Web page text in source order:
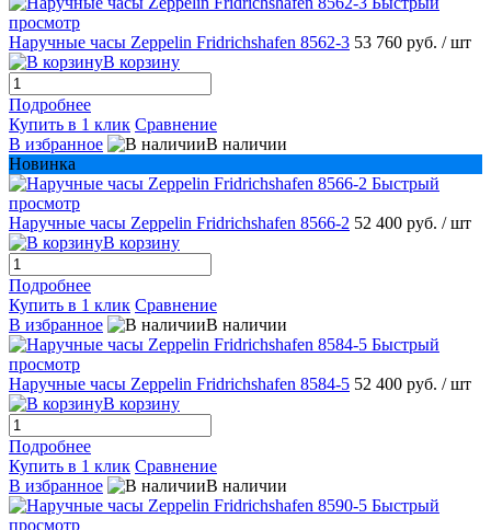
просмотр
Наручные часы Zeppelin Fridrichshafen 8562-3 53 760 руб. / шт
В корзину
Подробнее
Купить в 1 клик Сравнение
В избранное
В наличии
Новинка
Быстрый
просмотр
Наручные часы Zeppelin Fridrichshafen 8566-2 52 400 руб. / шт
В корзину
Подробнее
Купить в 1 клик Сравнение
В избранное
В наличии
Быстрый
просмотр
Наручные часы Zeppelin Fridrichshafen 8584-5 52 400 руб. / шт
В корзину
Подробнее
Купить в 1 клик Сравнение
В избранное
В наличии
Быстрый
просмотр